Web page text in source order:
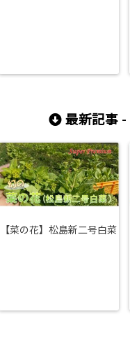
最新記事 -
【菜の花】松島新二号白菜